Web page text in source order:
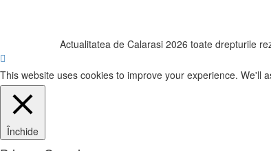
Actualitatea de Calarasi 2026 toate drepturile
This website uses cookies to improve your experience. We'll
Închide